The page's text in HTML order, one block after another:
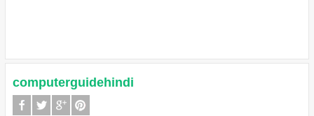
computerguidehindi